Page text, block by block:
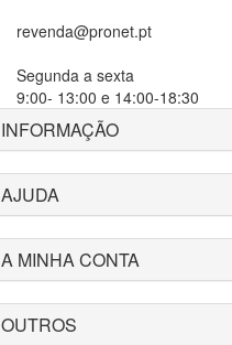
revenda@pronet.pt
Segunda a sexta
9:00- 13:00 e 14:00-18:30
INFORMAÇÃO
AJUDA
A MINHA CONTA
OUTROS